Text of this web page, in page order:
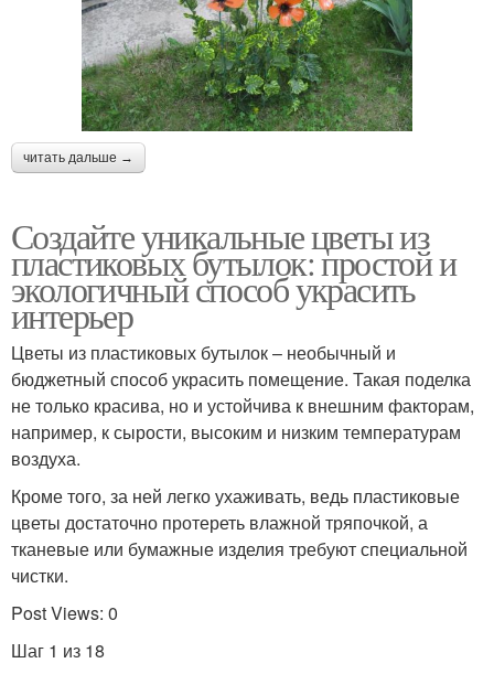
читать дальше →
Создайте уникальные цветы из
пластиковых бутылок: простой и
экологичный способ украсить
интерьер
Цветы из пластиковых бутылок – необычный и
бюджетный способ украсить помещение. Такая поделка
не только красива, но и устойчива к внешним факторам,
например, к сырости, высоким и низким температурам
воздуха.
Кроме того, за ней легко ухаживать, ведь пластиковые
цветы достаточно протереть влажной тряпочкой, а
тканевые или бумажные изделия требуют специальной
чистки.
Post Views: 0
Шаг 1 из 18